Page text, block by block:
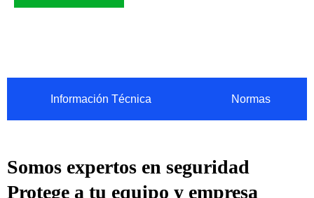
Información Técnica Normas
Somos expertos en seguridad
Protege a tu equipo y empresa